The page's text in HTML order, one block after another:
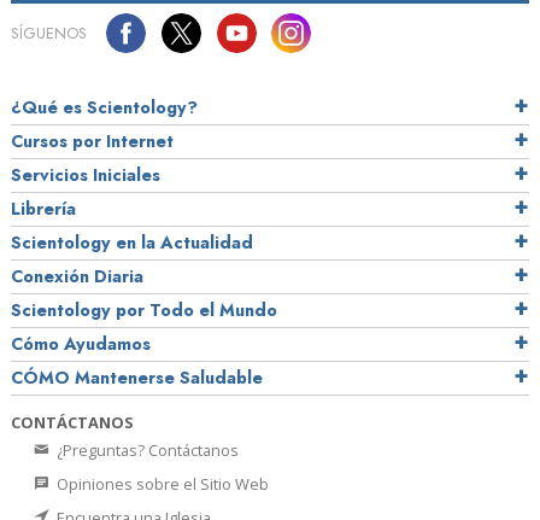
SÍGUENOS
¿Qué es Scientology?
Cursos por Internet
Servicios Iniciales
Librería
Scientology en la Actualidad
Conexión Diaria
Scientology por Todo el Mundo
Cómo Ayudamos
CÓMO Mantenerse Saludable
CONTÁCTANOS
¿Preguntas? Contáctanos
Opiniones sobre el Sitio Web